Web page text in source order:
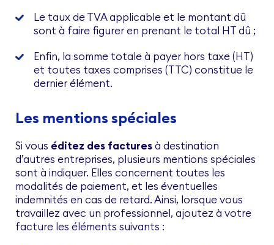
Le taux de TVA applicable et le montant dû
sont à faire figurer en prenant le total HT dû ;
Enfin, la somme totale à payer hors taxe (HT)
et toutes taxes comprises (TTC) constitue le
dernier élément.
Les mentions spéciales
Si vous éditez des facturesà destination
d’autres entreprises, plusieurs mentions spéciales
sont à indiquer. Elles concernent toutes les
modalités de paiement, et les éventuelles
indemnités en cas de retard. Ainsi, lorsque vous
travaillez avec un professionnel, ajoutez à votre
facture les éléments suivants :